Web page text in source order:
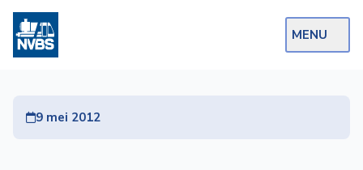
MENU
Op de Rails
9 mei 2012